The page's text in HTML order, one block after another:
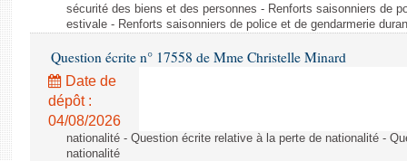
Comptes rendus des débats
sécurité des biens et des personnes - Renforts saisonniers de
estivale - Renforts saisonniers de police et de gendarmerie
Question écrite n° 17558 de Mme Christelle Minard
Date de
dépôt :
04/08/2026
nationalité - Question écrite relative à la perte de nationalité -
nationalité